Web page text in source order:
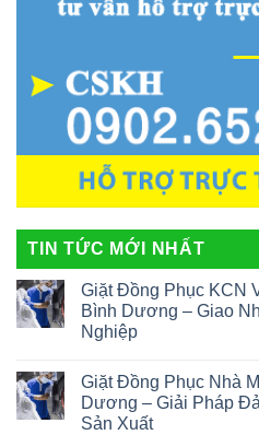
TIN TỨC MỚI NHẤT
Giặt Đồng Phục KCN
Bình Dương – Giao
Nghiệp
Giặt Đồng Phục Nhà
Dương – Giải Pháp
Sản Xuất